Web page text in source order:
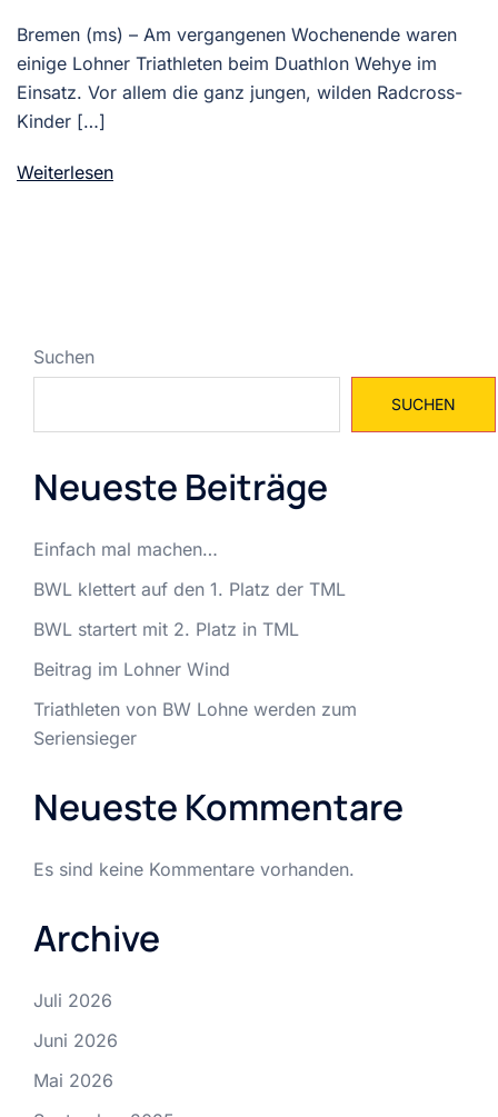
Bremen (ms) – Am vergangenen Wochenende waren
einige Lohner Triathleten beim Duathlon Wehye im
Einsatz. Vor allem die ganz jungen, wilden Radcross-
Kinder […]
Weiterlesen
Suchen
SUCHEN
Neueste Beiträge
Einfach mal machen…
BWL klettert auf den 1. Platz der TML
BWL startert mit 2. Platz in TML
Beitrag im Lohner Wind
Triathleten von BW Lohne werden zum
Seriensieger
Neueste Kommentare
Es sind keine Kommentare vorhanden.
Archive
Juli 2026
Juni 2026
Mai 2026